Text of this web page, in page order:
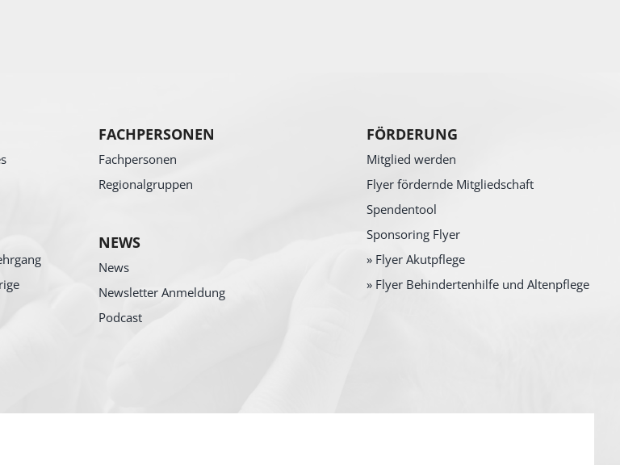
FACHPERSONEN
Fachpersonen
Regionalgruppen
NEWS
News
Newsletter Anmeldung
Podcast
FÖRDERUNG
Mitglied werden
Flyer fördernde Mitgliedschaft
Spendentool
Sponsoring Flyer
» Flyer Akutpflege
» Flyer Behindertenhilfe und Altenpflege